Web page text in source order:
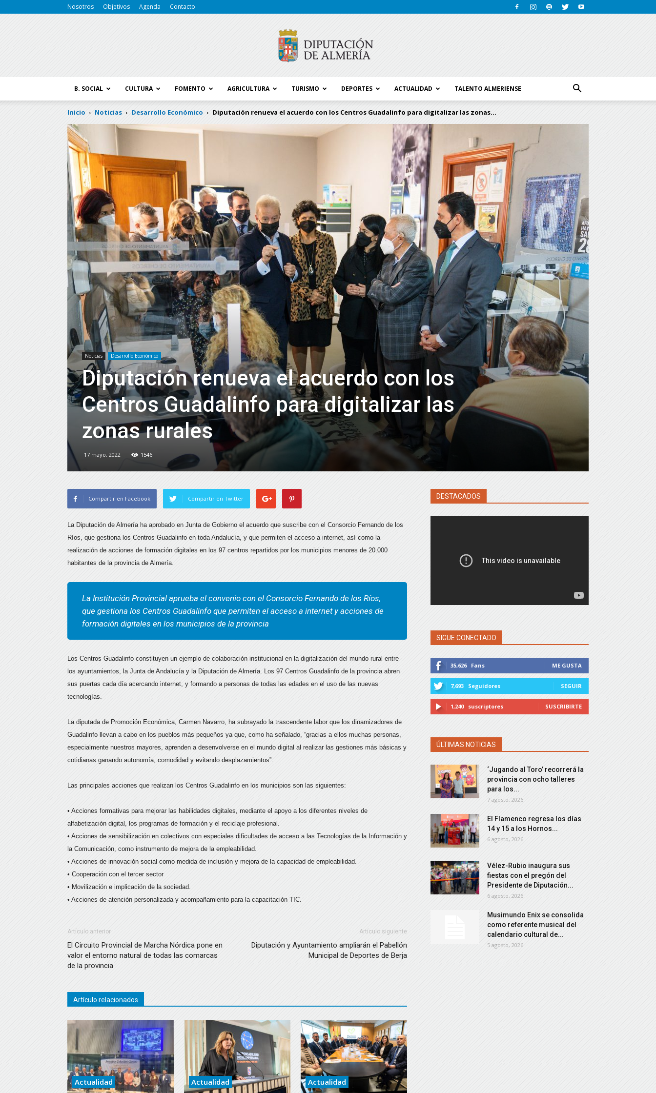
Nosotros Objetivos Agenda Contacto
de
Almería
B. SOCIAL CULTURA FOMENTO AGRICULTURA TURISMO DEPORTES ACTUALIDAD TALENTO ALMERIENSE
Inicio Noticias Desarrollo Económico Diputación renueva el acuerdo con los Centros Guadalinfo para digitalizar las zonas...
Noticias Desarrollo Económico
Diputación renueva el acuerdo con los
Centros Guadalinfo para digitalizar las
zonas rurales
17 mayo, 2022 1546
Compartir en Facebook Compartir en Twitter
La Diputación de Almería ha aprobado en Junta de Gobierno el acuerdo que suscribe con el Consorcio Fernando de los
Ríos, que gestiona los Centros Guadalinfo en toda Andalucía, y que permiten el acceso a internet, así como la
realización de acciones de formación digitales en los 97 centros repartidos por los municipios menores de 20.000
habitantes de la provincia de Almería.
La Institución Provincial aprueba el convenio con el Consorcio Fernando de los Ríos,
que gestiona los Centros Guadalinfo que permiten el acceso a internet y acciones de
formación digitales en los municipios de la provincia
Los Centros Guadalinfo constituyen un ejemplo de colaboración institucional en la digitalización del mundo rural entre
los ayuntamientos, la Junta de Andalucía y la Diputación de Almería. Los 97 Centros Guadalinfo de la provincia abren
sus puertas cada día acercando internet, y formando a personas de todas las edades en el uso de las nuevas
tecnologías.
La diputada de Promoción Económica, Carmen Navarro, ha subrayado la trascendente labor que los dinamizadores de
Guadalinfo llevan a cabo en los pueblos más pequeños ya que, como ha señalado, “gracias a ellos muchas personas,
especialmente nuestros mayores, aprenden a desenvolverse en el mundo digital al realizar las gestiones más básicas y
cotidianas ganando autonomía, comodidad y evitando desplazamientos”.
Las principales acciones que realizan los Centros Guadalinfo en los municipios son las siguientes:
• Acciones formativas para mejorar las habilidades digitales, mediante el apoyo a los diferentes niveles de
alfabetización digital, los programas de formación y el reciclaje profesional.
• Acciones de sensibilización en colectivos con especiales dificultades de acceso a las Tecnologías de la Información y
la Comunicación, como instrumento de mejora de la empleabilidad.
• Acciones de innovación social como medida de inclusión y mejora de la capacidad de empleabilidad.
• Cooperación con el tercer sector
• Movilización e implicación de la sociedad.
• Acciones de atención personalizada y acompañamiento para la capacitación TIC.
Artículo anterior
El Circuito Provincial de Marcha Nórdica pone en
valor el entorno natural de todas las comarcas
de la provincia
Artículo siguiente
Diputación y Ayuntamiento ampliarán el Pabellón
Municipal de Deportes de Berja
Artículo relacionados
Actualidad Actualidad Actualidad
DESTACADOS
SIGUE CONECTADO
35,626 Fans ME GUSTA
7,693 Seguidores SEGUIR
1,240 suscriptores SUSCRIBIRTE
ÚLTIMAS NOTICIAS
‘Jugando al Toro’ recorrerá la
provincia con ocho talleres
para los...
7 agosto, 2026
El Flamenco regresa los días
14 y 15 a los Hornos...
6 agosto, 2026
Vélez-Rubio inaugura sus
fiestas con el pregón del
Presidente de Diputación...
6 agosto, 2026
Musimundo Enix se consolida
como referente musical del
calendario cultural de...
5 agosto, 2026